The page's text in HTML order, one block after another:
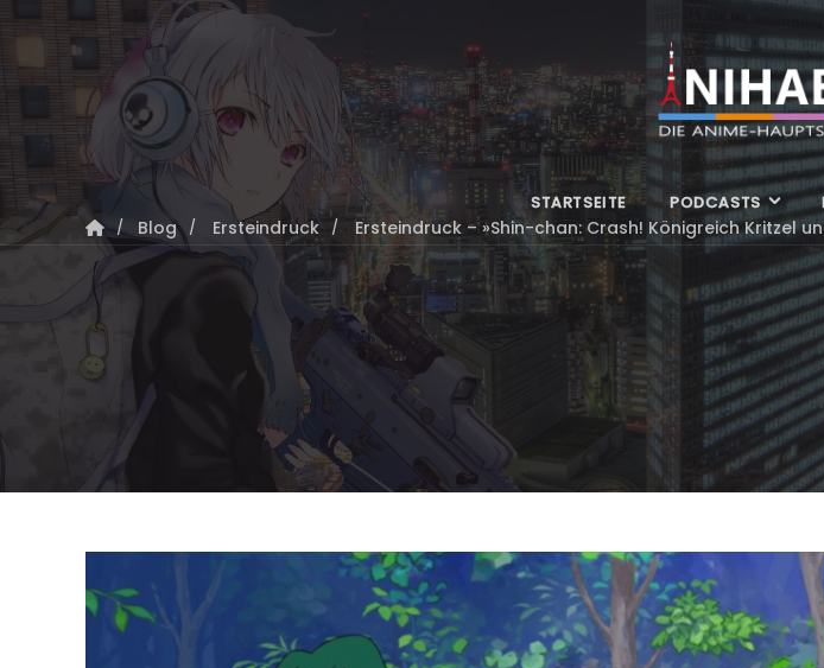
STARTSEITE PODCASTS
Blog Ersteindruck Ersteindruck – »Shin-chan: Crash! Königreich Kritzel